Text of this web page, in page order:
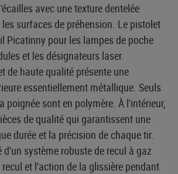
avec une texture dentelée
surfaces de préhension. Le pistolet
Picatinny pour les lampes de poche
et les désignateurs laser.
de haute qualité présente une
essentiellement métallique. Seuls
poignée sont en polymère. À l'intérieur,
de qualité qui garantissent une
durée et la précision de chaque tir.
d'un système robuste de recul à gaz
et l'action de la glissière pendant